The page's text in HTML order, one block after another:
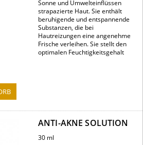
Sonne und Umwelteinflüssen
strapazierte Haut. Sie enthält
beruhigende und entspannende
Substanzen, die bei
Hautreizungen eine angenehme
Frische verleihen. Sie stellt den
optimalen Feuchtigkeitsgehalt
ANTI-AKNE SOLUTION
30 ml